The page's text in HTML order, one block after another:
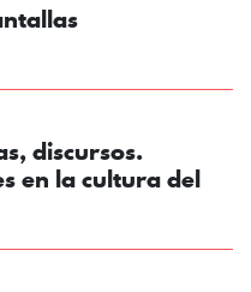
discursos.
en la cultura del